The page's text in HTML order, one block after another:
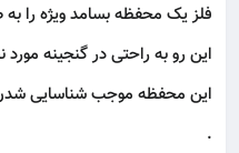
فلز یک محفظه بسامد ویژه را
این رو به راحتی در گنجینه
این محفظه موجب شناسایی
.